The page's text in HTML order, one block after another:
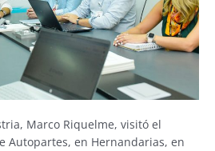
Marco Riquelme, visitó el
Autopartes, en Hernandarias, en